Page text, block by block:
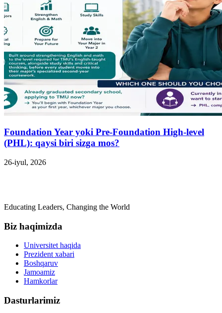
Foundation Year yoki Pre-Foundation High-level
(PHL): qaysi biri sizga mos?
26-iyul, 2026
Educating Leaders, Changing the World
Biz haqimizda
Universitet haqida
Prezident xabari
Boshqaruv
Jamoamiz
Hamkorlar
Dasturlarimiz